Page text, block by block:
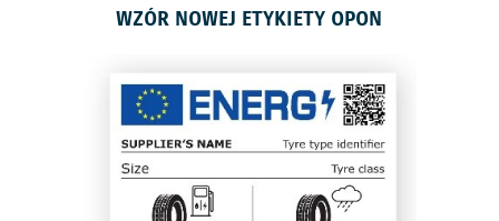
WZÓR NOWEJ ETYKIETY OPON